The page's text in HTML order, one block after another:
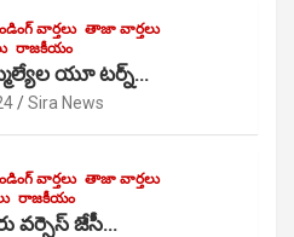
వార్తలు తాజా వార్తలు
రాజకీయం
యూ టర్న్…
Sira News
వార్తలు తాజా వార్తలు
రాజకీయం
వర్సెస్ జేసీ…